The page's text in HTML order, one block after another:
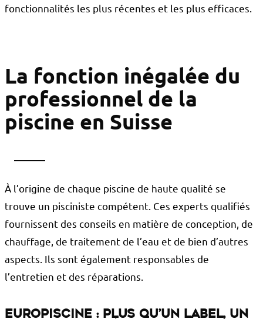
fonctionnalités les plus récentes et les plus efficaces.
La fonction inégalée du
professionnel de la
piscine en Suisse
À l’origine de chaque piscine de haute qualité se
trouve un pisciniste compétent. Ces experts qualifiés
fournissent des conseils en matière de conception, de
chauffage, de traitement de l’eau et de bien d’autres
aspects. Ils sont également responsables de
l’entretien et des réparations.
EuroPiscine : plus qu’un label, un